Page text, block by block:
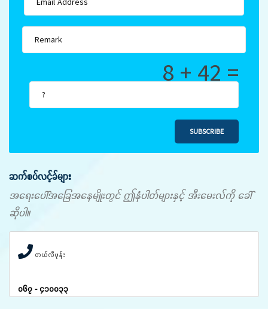
8 + 42 =
SUBSCRIBE
ဆက်စပ်လင့်ခ်များ
အရေးပေါ်အခြေအနေမျိုးတွင် ဤနံပါတ်များနှင့် အီးမေးလ်ကို ခေါ်
ဆိုပါ။
တယ်လီဖုန်း
၀၆၇ - ၄၁၀၀၃၃